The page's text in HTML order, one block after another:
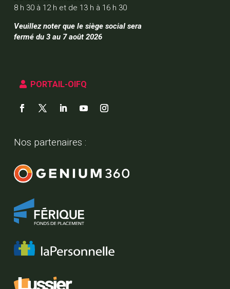
8 h 30 à 12 h et de 13 h à 16 h 30
Veuillez noter que le siège social sera
fermé du 3 au 7 août 2026
PORTAIL-OIFQ
Nos partenaires :